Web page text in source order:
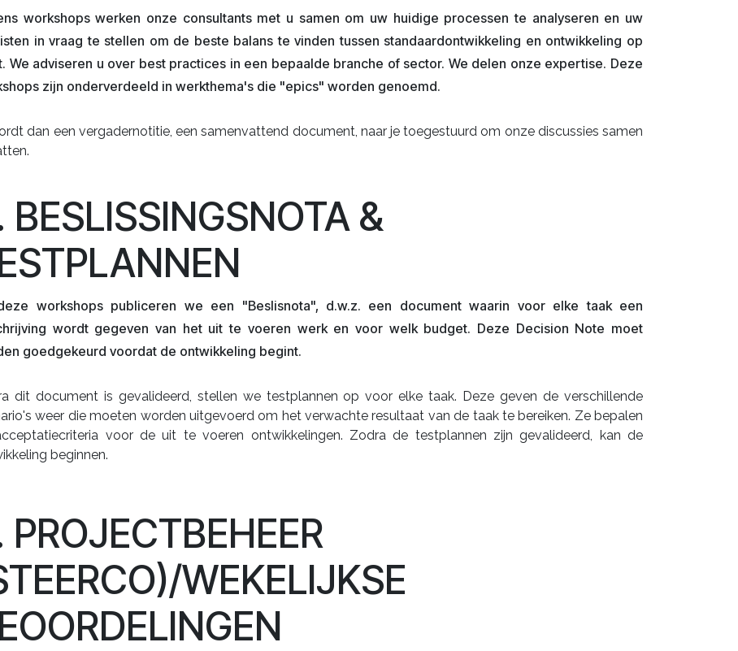
workshops werken onze consultants met u samen om uw huidige processen te analyseren en uw
in vraag te stellen om de beste balans te vinden tussen standaardontwikkeling en ontwikkeling op
We adviseren u over best practices in een bepaalde branche of sector. We delen onze expertise. Deze
zijn onderverdeeld in werkthema's die "epics" worden genoemd.
dan een vergadernotitie, een samenvattend document, naar je toegestuurd om onze discussies samen
BESLISSINGSNOTA &
workshops publiceren we een "Beslisnota", d.w.z. een document waarin voor elke taak een
wordt gegeven van het uit te voeren werk en voor welk budget. Deze Decision Note moet
goedgekeurd voordat de ontwikkeling begint.
dit document is gevalideerd, stellen we testplannen op voor elke taak. Deze geven de verschillende
weer die moeten worden uitgevoerd om het verwachte resultaat van de taak te bereiken. Ze bepalen
voor de uit te voeren ontwikkelingen. Zodra de testplannen zijn gevalideerd, kan de
beginnen.
PROJECTBEHEER
WEKELIJKSE